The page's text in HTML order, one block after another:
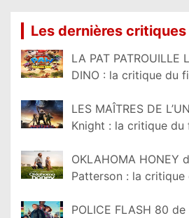
Les dernières critiques
LA PAT PATROUILLE
DINO : la critique du
LES MAÎTRES DE
Knight : la critique
OKLAHOMA HONEY
Patterson : la critique
POLICE FLASH 80